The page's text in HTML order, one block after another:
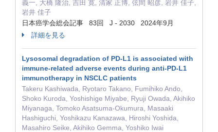
義一, 大橋 隆治, 吉田 寛, 清家 正博, 弦間 昭彦, 岩井 佳子,
岩井 佳子
日本癌学会総会記事 83回 J - 2030 2024年9月
詳細を見る
Lysosomal degradation of PD-L1 is associated with
immune-related adverse events during anti-PD-L1
immunotherapy in NSCLC patients
Takeru Kashiwada, Ryotaro Takano, Fumihiko Ando,
Shoko Kuroda, Yoshishige Miyabe, Ryuji Owada, Akihiko
Miyanaga, Tomoko Asatsuma-Okumura, Masaaki
Hashiguchi, Yoshikazu Kanazawa, Hiroshi Yoshida,
Masahiro Seike, Akihiko Gemma, Yoshiko Iwai